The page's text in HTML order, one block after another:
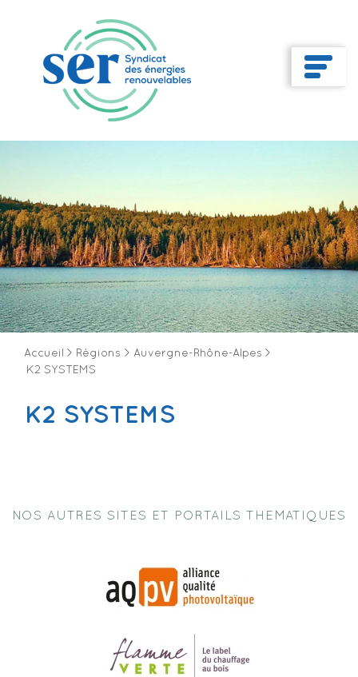
Accueil > Régions > Auvergne-Rhône-Alpes >
K2 SYSTEMS
K2 SYSTEMS
NOS AUTRES SITES ET PORTAILS THEMATIQUES